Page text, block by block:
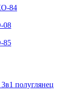
84
08
85
полуглянец